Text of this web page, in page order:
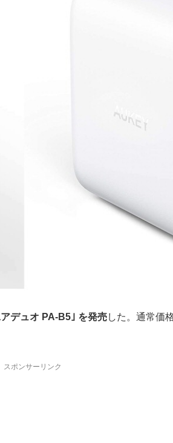
デュオ PA‐B5｣ を発売した。通常価
スポンサーリンク